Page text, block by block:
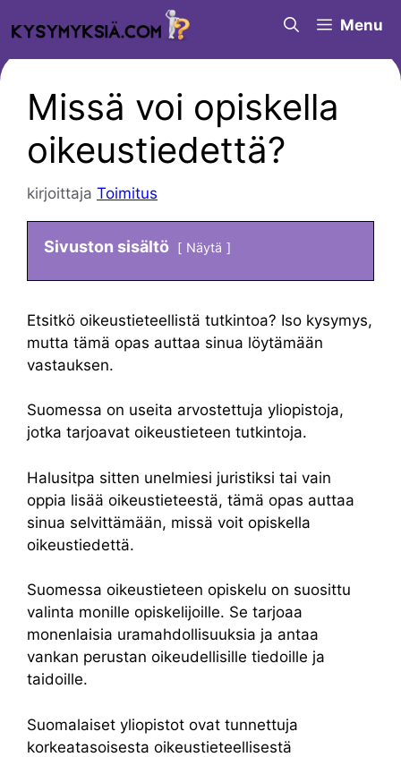
sisältöön
Menu
Missä voi opiskella
oikeustiedettä?
kirjoittaja Toimitus
Sivuston sisältö Näytä
Etsitkö oikeustieteellistä tutkintoa? Iso kysymys,
mutta tämä opas auttaa sinua löytämään
vastauksen.
Suomessa on useita arvostettuja yliopistoja,
jotka tarjoavat oikeustieteen tutkintoja.
Halusitpa sitten unelmiesi juristiksi tai vain
oppia lisää oikeustieteestä, tämä opas auttaa
sinua selvittämään, missä voit opiskella
oikeustiedettä.
Suomessa oikeustieteen opiskelu on suosittu
valinta monille opiskelijoille. Se tarjoaa
monenlaisia uramahdollisuuksia ja antaa
vankan perustan oikeudellisille tiedoille ja
taidoille.
Suomalaiset yliopistot ovat tunnettuja
korkeatasoisesta oikeustieteellisestä